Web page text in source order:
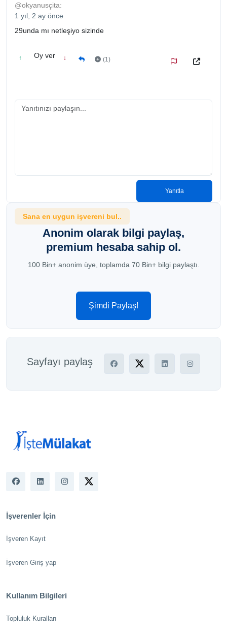
@okyanusçita:
1 yıl, 2 ay önce
29unda mı netleşiyo sizinde
↑ Oy ver ↓ (1)
Yanıtla
Sana en uygun işvereni bul..
Anonim olarak bilgi paylaş,
premium hesaba sahip ol.
100 Bin+ anonim üye, toplamda 70 Bin+ bilgi paylaştı.
Şimdi Paylaş!
Sayfayı paylaş
İşverenler İçin
İşveren Kayıt
İşveren Giriş yap
Kullanım Bilgileri
Topluluk Kuralları